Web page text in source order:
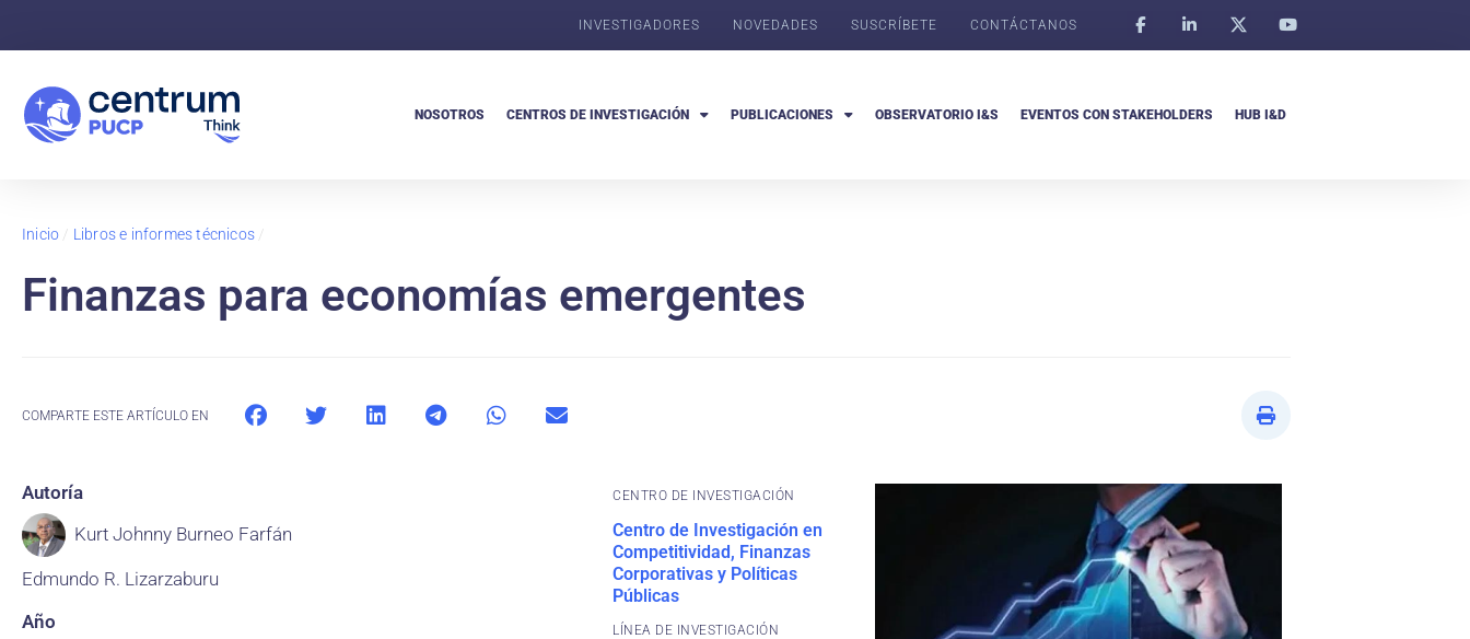
INVESTIGADORES NOVEDADES SUSCRÍBETE CONTÁCTANOS
NOSOTROS CENTROS DE INVESTIGACIÓN PUBLICACIONES OBSERVATORIO I&S EVENTOS CON STAKEHOLDERS HUB I&D
Inicio / Libros e informes técnicos /
Finanzas para economías emergentes
COMPARTE ESTE ARTÍCULO EN
Autoría
Kurt Johnny Burneo Farfán
Edmundo R. Lizarzaburu
Año
CENTRO DE INVESTIGACIÓN
Centro de Investigación en
Competitividad, Finanzas
Corporativas y Políticas
Públicas